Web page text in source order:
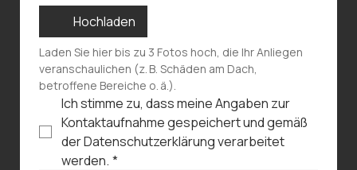
Hochladen
Laden Sie hier bis zu 3 Fotos hoch, die Ihr Anliegen
veranschaulichen (z. B. Schäden am Dach,
betroffene Bereiche o. ä.).
Ich stimme zu, dass meine Angaben zur
Kontaktaufnahme gespeichert und gemäß
der Datenschutzerklärung verarbeitet
werden. *